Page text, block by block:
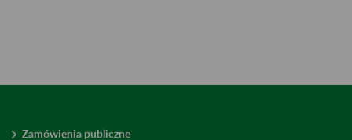
Zamówienia publiczne